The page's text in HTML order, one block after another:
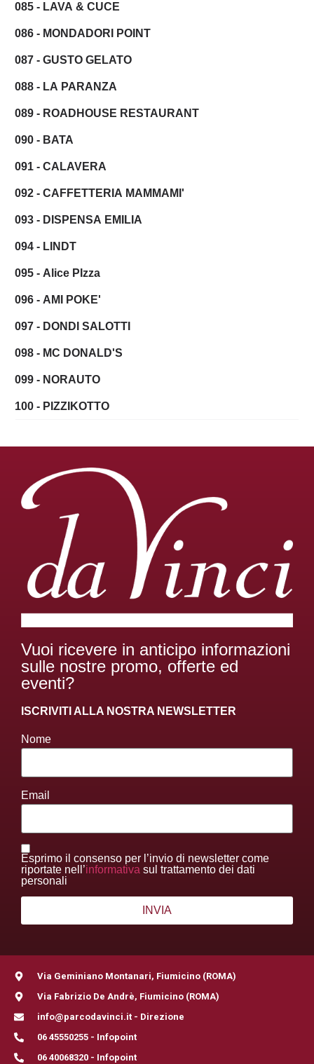
Vuoi ricevere in anticipo informazioni
sulle nostre promo, offerte ed
eventi?
ISCRIVITI ALLA NOSTRA NEWSLETTER
Nome
Email
Esprimo il consenso per l’invio di newsletter come
riportate nell’informativa sul trattamento dei dati
personali
Via Geminiano Montanari, Fiumicino (ROMA)
Via Fabrizio De Andrè, Fiumicino (ROMA)
info@parcodavinci.it - Direzione
06 45550255 - Infopoint
06 40068320 - Infopoint